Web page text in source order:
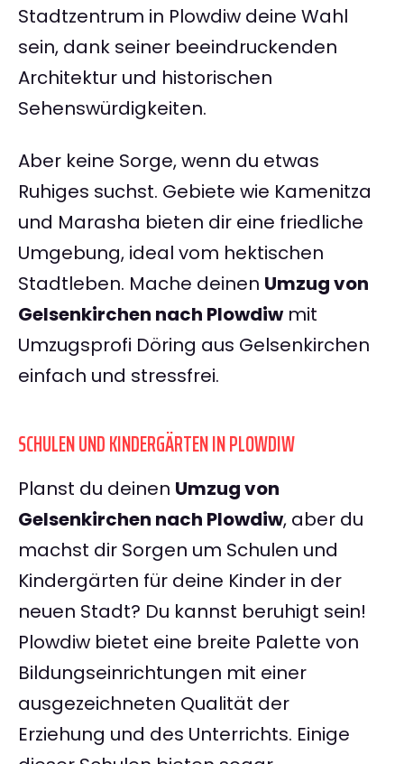
Stadtzentrum in Plowdiw deine Wahl
sein, dank seiner beeindruckenden
Architektur und historischen
Sehenswürdigkeiten.
Aber keine Sorge, wenn du etwas
Ruhiges suchst. Gebiete wie Kamenitza
und Marasha bieten dir eine friedliche
Umgebung, ideal vom hektischen
Stadtleben. Mache deinen Umzug von
Gelsenkirchen nach Plowdiwmit
Umzugsprofi Döring aus Gelsenkirchen
einfach und stressfrei.
SCHULEN UND KINDERGÄRTEN IN PLOWDIW
Planst du deinen Umzug von
Gelsenkirchen nach Plowdiw, aber du
machst dir Sorgen um Schulen und
Kindergärten für deine Kinder in der
neuen Stadt? Du kannst beruhigt sein!
Plowdiw bietet eine breite Palette von
Bildungseinrichtungen mit einer
ausgezeichneten Qualität der
Erziehung und des Unterrichts. Einige